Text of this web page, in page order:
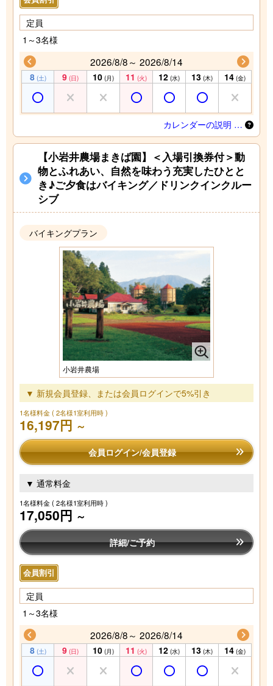
定員
1～3名様
2026/8/8～ 2026/8/14
8 (土) 9 (日) 10 (月) 11 (火) 12 (水) 13 (木) 14 (金)
カレンダーの説明 …
【小岩井農場まきば園】＜入場引換券付＞動
物とふれあい、自然を味わう充実したひとと
き♪ご夕食はバイキング／ドリンクインクルー
シブ
バイキングプラン
小岩井農場
▼ 新規会員登録、または会員ログインで5%引き
1名様料金( 2名様1室利用時 )
16,197円 ～
会員ログイン/会員登録
▼ 通常料金
1名様料金( 2名様1室利用時 )
17,050円 ～
詳細/ご予約
会員割引
定員
1～3名様
2026/8/8～ 2026/8/14
8 (土) 9 (日) 10 (月) 11 (火) 12 (水) 13 (木) 14 (金)